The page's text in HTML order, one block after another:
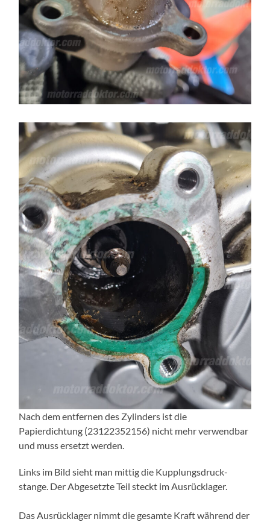
Nach dem entfernen des Zylinders ist die
Papierdichtung (23122352156) nicht mehr verwendbar
und muss ersetzt werden.
Links im Bild sieht man mittig die Kupplungsdruck-
stange. Der Abgesetzte Teil steckt im Ausrücklager.
Das Ausrücklager nimmt die gesamte Kraft während der